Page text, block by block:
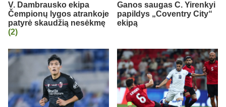
V. Dambrausko ekipa
Čempionų lygos atrankoje
patyrė skaudžią nesėkmę
(2)
Ganos saugas C. Yirenkyi
papildys „Coventry City“
ekipą